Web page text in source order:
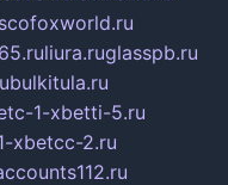
liura.ruglasspb.ru
bulkitula.ru
1-xbetti-5.ru
xbetcc-2.ru